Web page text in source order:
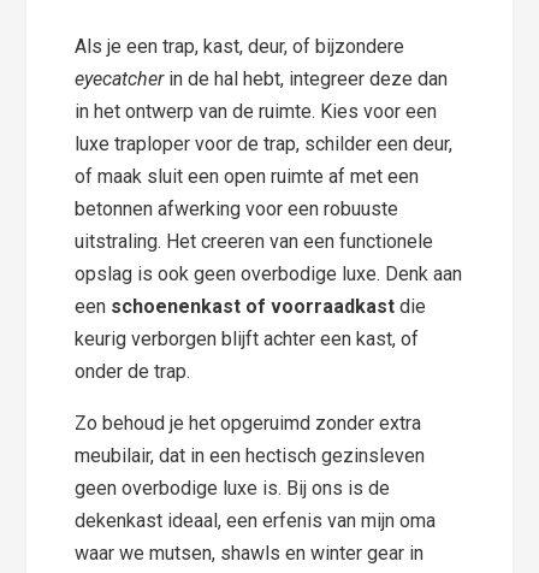
Als je een trap, kast, deur, of bijzondere
eyecatcherin de hal hebt, integreer deze dan
in het ontwerp van de ruimte. Kies voor een
luxe traploper voor de trap, schilder een deur,
of maak sluit een open ruimte af met een
betonnen afwerking voor een robuuste
uitstraling. Het creeren van een functionele
opslag is ook geen overbodige luxe. Denk aan
een schoenenkast of voorraadkastdie
keurig verborgen blijft achter een kast, of
onder de trap.
Zo behoud je het opgeruimd zonder extra
meubilair, dat in een hectisch gezinsleven
geen overbodige luxe is. Bij ons is de
dekenkast ideaal, een erfenis van mijn oma
waar we mutsen, shawls en winter gear in